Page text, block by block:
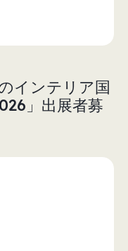
インテリア国
」出展者募